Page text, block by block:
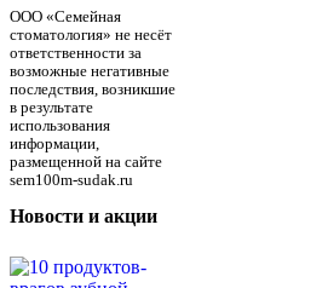
ООО «Семейная
стоматология» не несёт
ответственности за
возможные негативные
последствия, возникшие
в результате
использования
информации,
размещенной на сайте
sem100m-sudak.ru
Новости и акции